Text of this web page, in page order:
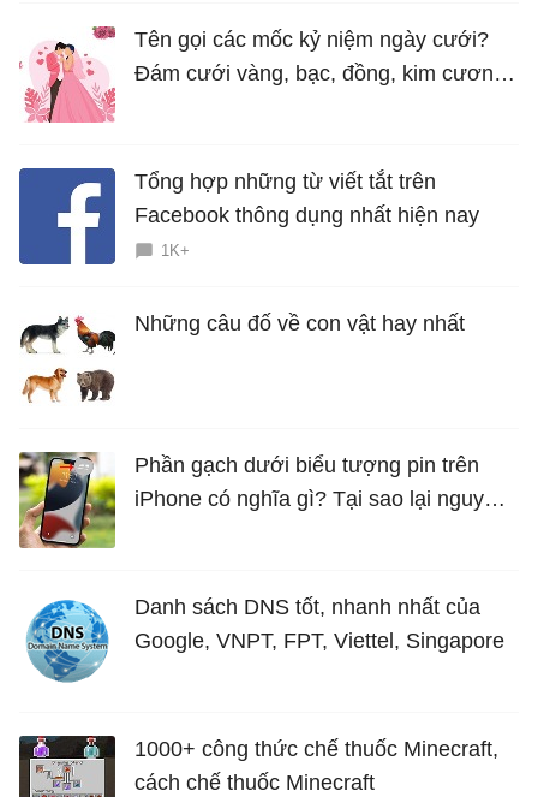
Tên gọi các mốc kỷ niệm ngày cưới?
Đám cưới vàng, bạc, đồng, kim cương
Tổng hợp những từ viết tắt trên
Facebook thông dụng nhất hiện nay
1K+
Những câu đố về con vật hay nhất
Phần gạch dưới biểu tượng pin trên
iPhone có nghĩa gì? Tại sao lại nguy
Danh sách DNS tốt, nhanh nhất của
Google, VNPT, FPT, Viettel, Singapore
1000+ công thức chế thuốc Minecraft,
cách chế thuốc Minecraft